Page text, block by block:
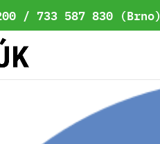
/ 733 587 830 (Brno)